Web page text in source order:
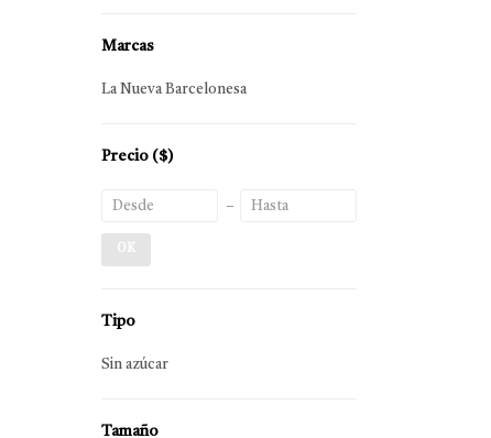
Marcas
La Nueva Barcelonesa
Precio ($)
OK
Tipo
Sin azúcar
Tamaño